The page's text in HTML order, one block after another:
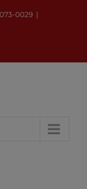
0029 |